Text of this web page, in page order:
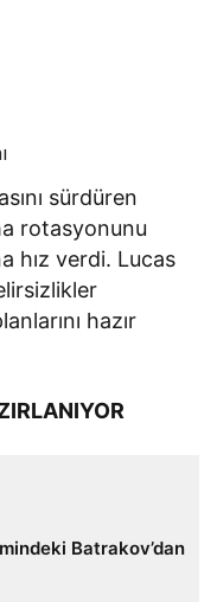
sürdüren
rotasyonunu
hız verdi. Lucas
hazır
Batrakov’dan